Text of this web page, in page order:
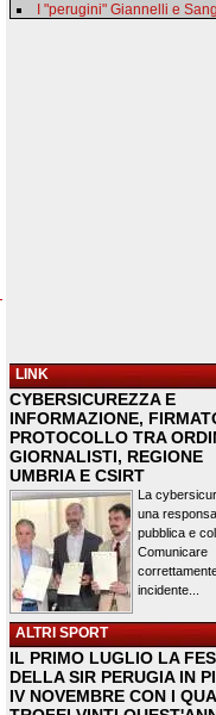
I "perugini" Giannelli e
LINK
CYBERSICUREZZA E
INFORMAZIONE,
PROTOCOLLO TRA
GIORNALISTI, REGIONE
UMBRIA E CSIRT
La
una
pubblica e
Comunicare
incidente...
ALTRI SPORT
IL PRIMO LUGLIO LA
DELLA SIR PERUGIA IN
IV NOVEMBRE CON I